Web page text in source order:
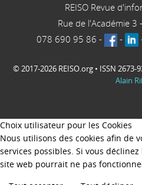
REISO Revue
Rue de l'Académie 3 -
078 690 95 86 - -
© 2017-2026 REISO.org • ISSN 2673-
Alain
Choix utilisateur pour les Cookies
Nous utilisons des cookies afin de
services possibles. Si vous
site web pourrait ne pas